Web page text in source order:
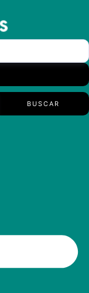
BUSCAR